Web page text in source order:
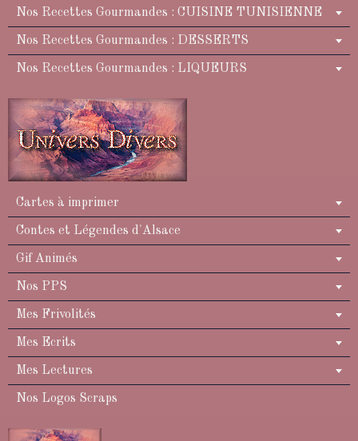
Nos Recettes Gourmandes : CUISINE TUNISIENNE
Nos Recettes Gourmandes : DESSERTS
Nos Recettes Gourmandes : LIQUEURS
Cartes à imprimer
Contes et Légendes d'Alsace
Gif Animés
Nos PPS
Mes Frivolités
Mes Ecrits
Mes Lectures
Nos Logos Scraps